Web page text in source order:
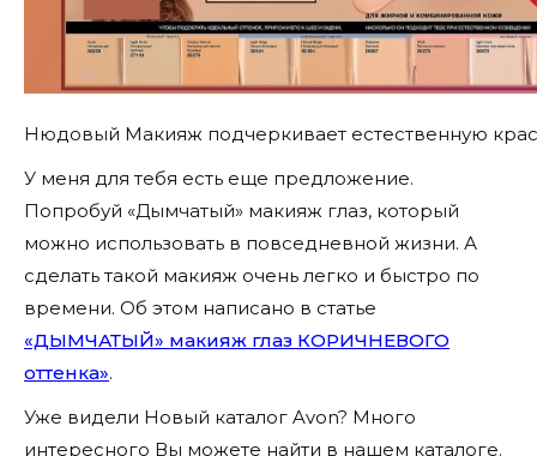
Нюдовый Макияж подчеркивает естественную
У меня для тебя есть еще предложение.
Попробуй «Дымчатый» макияж глаз, который
можно использовать в повседневной жизни. А
сделать такой макияж очень легко и быстро по
времени. Об этом написано в статье
«ДЫМЧАТЫЙ» макияж глаз КОРИЧНЕВОГО
оттенка».
Уже видели Новый каталог Avon? Много
интересного Вы можете найти в нашем каталоге.